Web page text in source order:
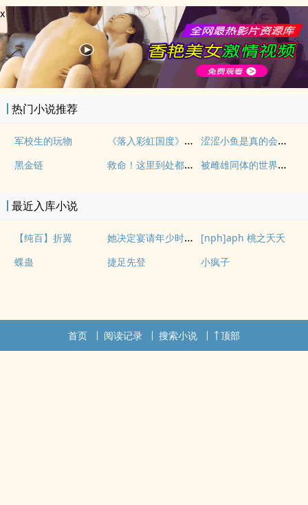
x
热门小说推荐
军校生的玩物 《落入彩虹国度》穿越+西幻+言情 涩涩小鱼是真的会被干透
黑金链 救命！这里到处都是阴暗批（西幻NPH） 被雌雄同体的世界爆炒了（玄幻nph）
最近入库小说
【纯百】折翼 她决定宴请年少时的自己（1v1H）
[nph]aph 桃之夭夭
蝶蛊
捷足先登 小疯子
首页 阅读记录 搜索小说 顶部